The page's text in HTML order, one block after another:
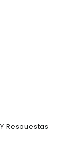
Respuestas